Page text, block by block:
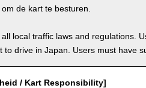
de kart te besturen.
local traffic laws and regulations.
to drive in Japan. Users must have
/ Kart Responsibility]